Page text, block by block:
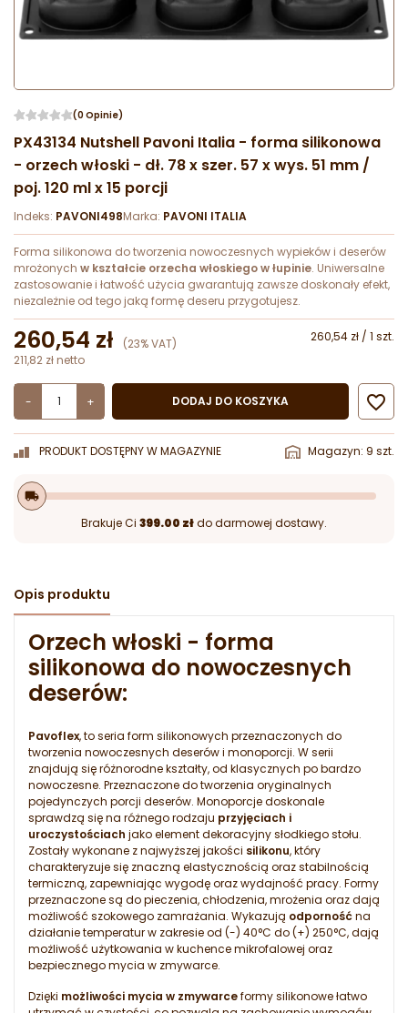
(0 Opinie)
PX43134 Nutshell Pavoni Italia - forma silikonowa
- orzech włoski - dł. 78 x szer. 57 x wys. 51 mm /
poj. 120 ml x 15 porcji
Indeks: PAVONI498Marka: PAVONI ITALIA
Forma silikonowa do tworzenia nowoczesnych wypieków i deserów
mrożonych w kształcie orzecha włoskiego w łupinie. Uniwersalne
zastosowanie i łatwość użycia gwarantują zawsze doskonały efekt,
niezależnie od tego jaką formę deseru przygotujesz.
260,54 zł (23% VAT)
260,54 zł / 1 szt.
211,82 zł netto
- + DODAJ DO KOSZYKA 
PRODUKT DOSTĘPNY W MAGAZYNIE Magazyn: 9 szt.
local_shipping
Brakuje Ci 399.00 złdo darmowej dostawy.
Opis produktu
Orzech włoski - forma
silikonowa do nowoczesnych
deserów:
Pavoflex, to seria form silikonowych przeznaczonych do
tworzenia nowoczesnych deserów i monoporcji. W serii
znajdują się różnorodne kształty, od klasycznych po bardzo
nowoczesne. Przeznaczone do tworzenia oryginalnych
pojedynczych porcji deserów. Monoporcje doskonale
sprawdzą się na różnego rodzaju przyjęciach i
uroczystościach jako element dekoracyjny słodkiego stołu.
Zostały wykonane z najwyższej jakości silikonu, który
charakteryzuje się znaczną elastycznością oraz stabilnością
termiczną, zapewniając wygodę oraz wydajność pracy. Formy
przeznaczone są do pieczenia, chłodzenia, mrożenia oraz dają
możliwość szokowego zamrażania. Wykazują odpornośćna
działanie temperatur w zakresie od (-) 40°C do (+) 250°C, dają
możliwość użytkowania w kuchence mikrofalowej oraz
bezpiecznego mycia w zmywarce.
Dzięki możliwości mycia w zmywarceformy silikonowe łatwo